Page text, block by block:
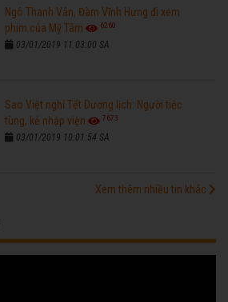
Ngô Thanh Vân, Đàm Vĩnh Hưng đi xem
phim của Mỹ Tâm
6260
03/01/2019 11:03:00 SA
Sao Việt nghỉ Tết Dương lịch: Người tiệc
tùng, kẻ nhập viện
7673
03/01/2019 10:01:54 SA
Xem thêm nhiều tin khác